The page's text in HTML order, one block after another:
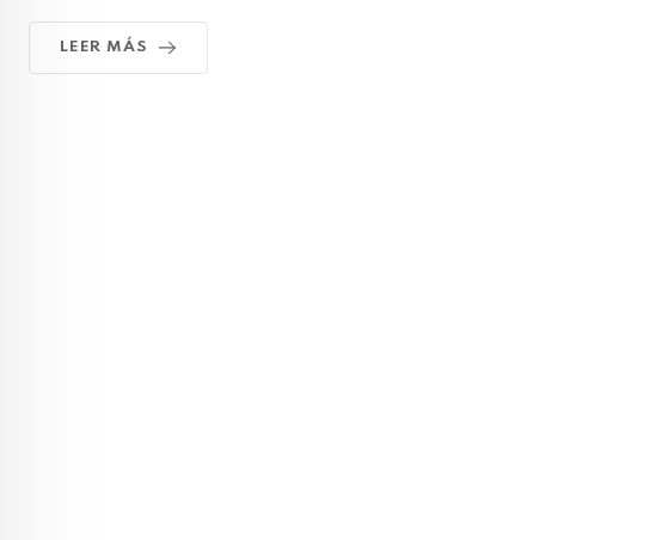
LEER MÁS